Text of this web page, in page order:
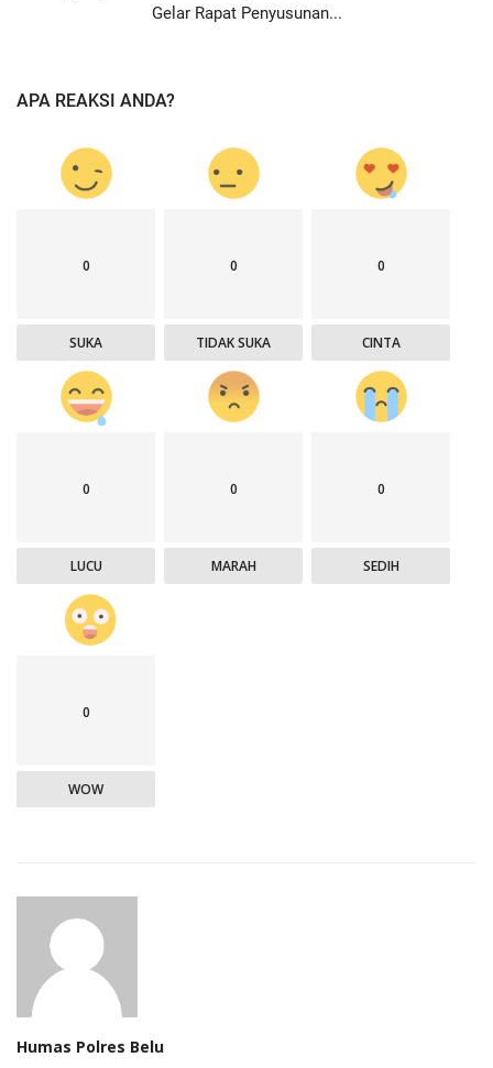
Gelar Rapat Penyusunan...
APA REAKSI ANDA?
0
SUKA
0
TIDAK SUKA
0
CINTA
0
LUCU
0
MARAH
0
SEDIH
0
WOW
Humas Polres Belu